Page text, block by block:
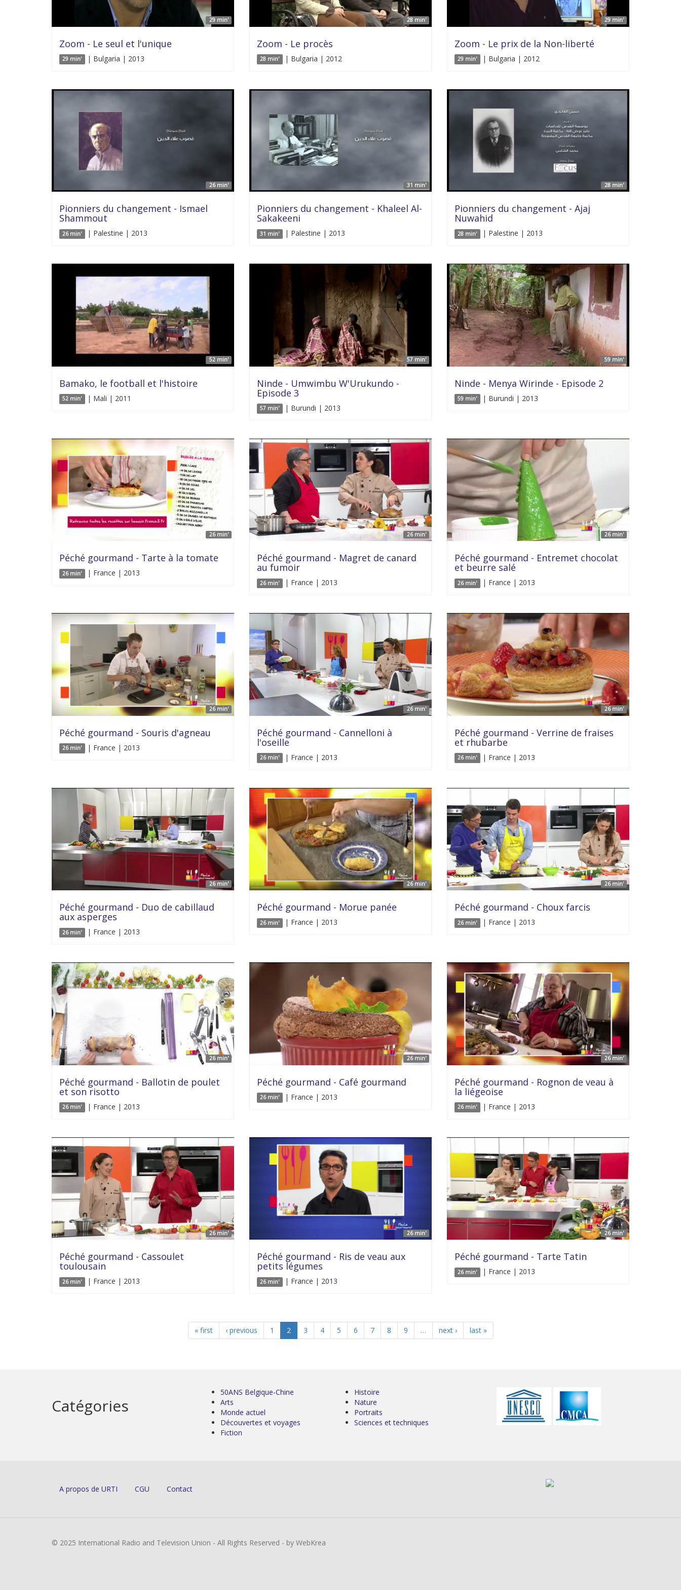
29 min'
Zoom - Le seul et l'unique
29 min' | Bulgaria | 2013
28 min'
Zoom - Le procès
28 min' | Bulgaria | 2012
29 min'
Zoom - Le prix de la Non-liberté
29 min' | Bulgaria | 2012
26 min'
Pionniers du changement - Ismael
Shammout
26 min' | Palestine | 2013
31 min'
Pionniers du changement - Khaleel Al-
Sakakeeni
31 min' | Palestine | 2013
28 min'
Pionniers du changement - Ajaj
Nuwahid
28 min' | Palestine | 2013
52 min'
Bamako, le football et l'histoire
52 min' | Mali | 2011
57 min'
Ninde - Umwimbu W'Urukundo -
Episode 3
57 min' | Burundi | 2013
59 min'
Ninde - Menya Wirinde - Episode 2
59 min' | Burundi | 2013
26 min'
Péché gourmand - Tarte à la tomate
26 min' | France | 2013
26 min'
Péché gourmand - Magret de canard
au fumoir
26 min' | France | 2013
26 min'
Péché gourmand - Entremet chocolat
et beurre salé
26 min' | France | 2013
26 min'
Péché gourmand - Souris d'agneau
26 min' | France | 2013
26 min'
Péché gourmand - Cannelloni à
l'oseille
26 min' | France | 2013
26 min'
Péché gourmand - Verrine de fraises
et rhubarbe
26 min' | France | 2013
26 min'
Péché gourmand - Duo de cabillaud
aux asperges
26 min' | France | 2013
26 min'
Péché gourmand - Morue panée
26 min' | France | 2013
26 min'
Péché gourmand - Choux farcis
26 min' | France | 2013
26 min'
Péché gourmand - Ballotin de poulet
et son risotto
26 min' | France | 2013
26 min'
Péché gourmand - Café gourmand
26 min' | France | 2013
26 min'
Péché gourmand - Rognon de veau à
la liégeoise
26 min' | France | 2013
26 min'
Péché gourmand - Cassoulet
toulousain
26 min' | France | 2013
26 min'
Péché gourmand - Ris de veau aux
petits légumes
26 min' | France | 2013
26 min'
Péché gourmand - Tarte Tatin
26 min' | France | 2013
« first ‹ previous 1 2 3 4 5 6 7 8 9 … next › last »
Catégories
50ANS Belgique-Chine
Arts
Monde actuel
Découvertes et voyages
Fiction
Histoire
Nature
Portraits
Sciences et techniques
A propos de URTI CGU Contact
© 2025 International Radio and Television Union - All Rights Reserved - by WebKrea